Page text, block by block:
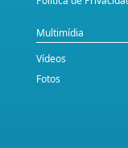
Multimídia
Vídeos
Fotos